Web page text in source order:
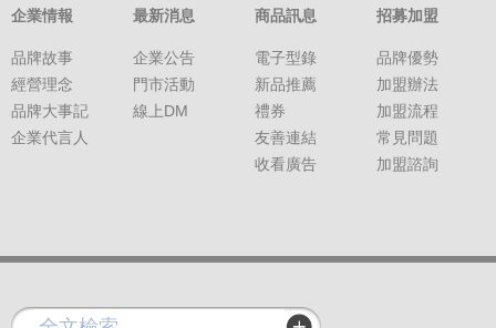
企業情報
品牌故事
經營理念
品牌大事記
企業代言人
最新消息
企業公告
門市活動
線上DM
商品訊息
電子型錄
新品推薦
禮券
友善連結
收看廣告
招募加盟
品牌優勢
加盟辦法
加盟流程
常見問題
加盟諮詢